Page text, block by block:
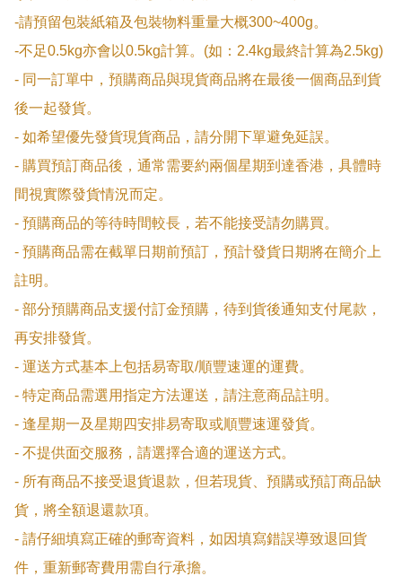
-請預留包裝紙箱及包裝物料重量大概300~400g。
-不足0.5kg亦會以0.5kg計算。(如：2.4kg最終計算為2.5kg)
- 同一訂單中，預購商品與現貨商品將在最後一個商品到貨
後一起發貨。
- 如希望優先發貨現貨商品，請分開下單避免延誤。
- 購買預訂商品後，通常需要約兩個星期到達香港，具體時
間視實際發貨情況而定。
- 預購商品的等待時間較長，若不能接受請勿購買。
- 預購商品需在截單日期前預訂，預計發貨日期將在簡介上
註明。
- 部分預購商品支援付訂金預購，待到貨後通知支付尾款，
再安排發貨。
- 運送方式基本上包括易寄取/順豐速運的運費。
- 特定商品需選用指定方法運送，請注意商品註明。
- 逢星期一及星期四安排易寄取或順豐速運發貨。
- 不提供面交服務，請選擇合適的運送方式。
- 所有商品不接受退貨退款，但若現貨、預購或預訂商品缺
貨，將全額退還款項。
- 請仔細填寫正確的郵寄資料，如因填寫錯誤導致退回貨
件，重新郵寄費用需自行承擔。